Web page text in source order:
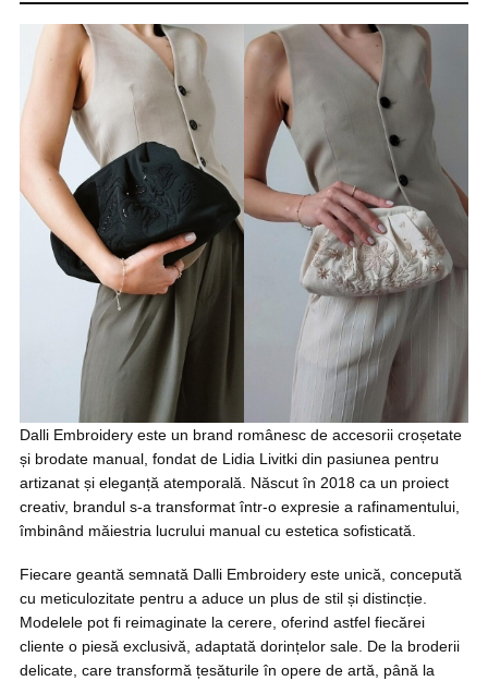
Dalli Embroidery este un brand românesc de accesorii croșetate
și brodate manual, fondat de Lidia Livitki din pasiunea pentru
artizanat și eleganță atemporală. Născut în 2018 ca un proiect
creativ, brandul s-a transformat într-o expresie a rafinamentului,
îmbinând măiestria lucrului manual cu estetica sofisticată.
Fiecare geantă semnată Dalli Embroidery este unică, concepută
cu meticulozitate pentru a aduce un plus de stil și distincție.
Modelele pot fi reimaginate la cerere, oferind astfel fiecărei
cliente o piesă exclusivă, adaptată dorințelor sale. De la broderii
delicate, care transformă țesăturile în opere de artă, până la